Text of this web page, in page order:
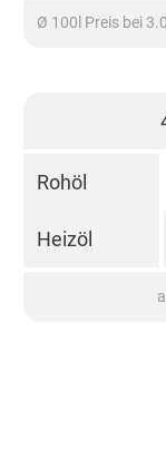
Ø 100l Preis bei
Rohöl
Heizöl